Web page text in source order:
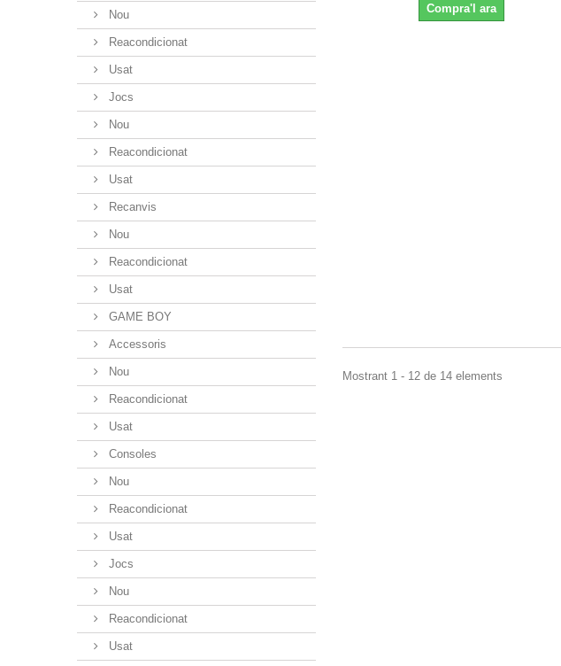
Nou
Reacondicionat
Usat
Jocs
Nou
Reacondicionat
Usat
Recanvis
Nou
Reacondicionat
Usat
GAME BOY
Accessoris
Nou
Reacondicionat
Usat
Consoles
Nou
Reacondicionat
Usat
Jocs
Nou
Reacondicionat
Usat
Compra'l ara
Mostrant 1 - 12 de 14 elements